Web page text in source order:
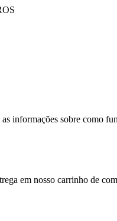
informações sobre como
em nosso carrinho de